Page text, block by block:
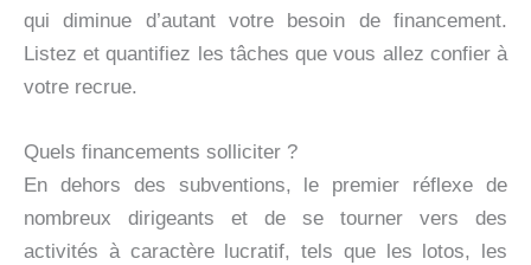
qui diminue d’autant votre besoin de financement.
Listez et quantifiez les tâches que vous allez confier à
votre recrue.
Quels financements solliciter ?
En dehors des subventions, le premier réflexe de
nombreux dirigeants et de se tourner vers des
activités à caractère lucratif, tels que les lotos, les